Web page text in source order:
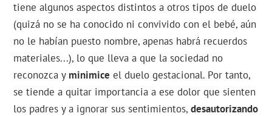
tiene algunos aspectos distintos a otros tipos de duelo
(quizá no se ha conocido ni convivido con el bebé, aún
no le habían puesto nombre, apenas habrá recuerdos
materiales...), lo que lleva a que la sociedad no
reconozca y minimice el duelo gestacional. Por tanto,
se tiende a quitar importancia a ese dolor que sienten
los padres y a ignorar sus sentimientos,desautorizando